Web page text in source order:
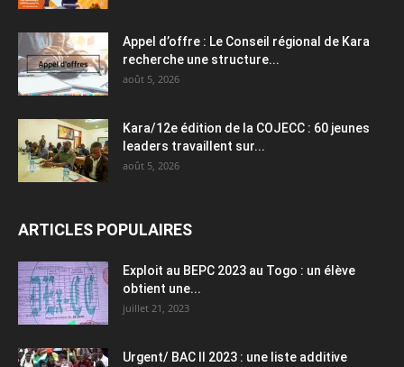
Appel d’offre : Le Conseil régional de Kara
recherche une structure...
août 5, 2026
Kara/12e édition de la COJECC : 60 jeunes
leaders travaillent sur...
août 5, 2026
ARTICLES POPULAIRES
Exploit au BEPC 2023 au Togo : un élève
obtient une...
juillet 21, 2023
Urgent/ BAC II 2023 : une liste additive